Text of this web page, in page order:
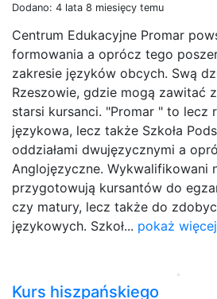
Dodano: 4 lata 8 miesięcy temu
Centrum Edukacyjne Promar
formowania a oprócz tego
zakresie języków obcych. Swą
Rzeszowie, gdzie mogą zawitać
starsi kursanci. "Promar " to lecz
językowa, lecz także Szkoła
oddziałami dwujęzycznymi a
Anglojęzyczne. Wykwalifikowani
przygotowują kursantów do
czy matury, lecz także do
językowych. Szkoł... pokaż
Kurs hiszpańskiego